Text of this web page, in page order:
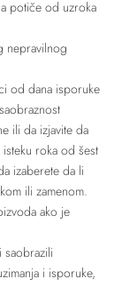
potiče od uzroka
nepravilnog
od dana isporuke
ili da izjavite da
roka od šest
izaberete da li
ili zamenom.
ako je
i isporuke,